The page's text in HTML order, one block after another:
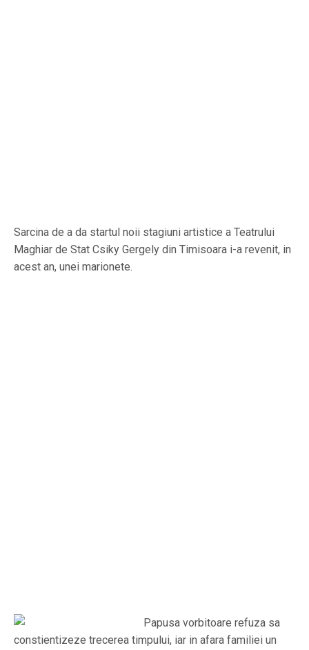
Sarcina de a da startul noii stagiuni artistice a Teatrului
Maghiar de Stat Csiky Gergely din Timisoara i-a revenit, in
acest an, unei marionete.
Papusa vorbitoare refuza sa
constientizeze trecerea timpului, iar in afara familiei un